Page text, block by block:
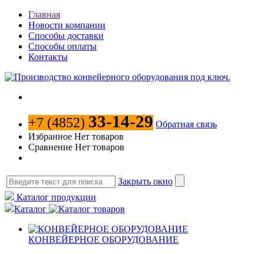
Главная
Новости компании
Способы доставки
Способы оплаты
Контакты
+7 (4852) 33-14-29 Обратная связь
Избранное Нет товаров
Сравнение Нет товаров
Закрыть окно
Каталог продукции
Каталог
КОНВЕЙЕРНОЕ ОБОРУДОВАНИЕ